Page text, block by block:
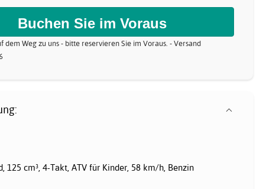
dem Weg zu uns - bitte reservieren Sie im Voraus. - Versand
125 cm³, 4-Takt, ATV für Kinder, 58 km/h, Benzin